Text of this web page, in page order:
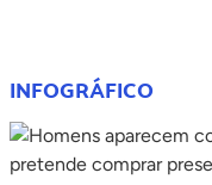
INFOGRÁFICO